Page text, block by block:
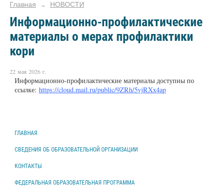
Главная → НОВОСТИ
Информационно-профилактические
материалы о мерах профилактики
кори
22 мая 2026 г.
Информационно-профилактические материалы доступны по
ссылке: https://cloud.mail.ru/public/9ZRh/5vjRXx4ap
ГЛАВНАЯ
СВЕДЕНИЯ ОБ ОБРАЗОВАТЕЛЬНОЙ ОРГАНИЗАЦИИ
КОНТАКТЫ
ФЕДЕРАЛЬНАЯ ОБРАЗОВАТЕЛЬНАЯ ПРОГРАММА